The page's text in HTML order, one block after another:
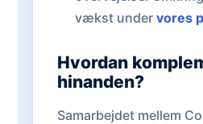
vækst under vores
Hvordan
hinanden?
Samarbejdet mellem